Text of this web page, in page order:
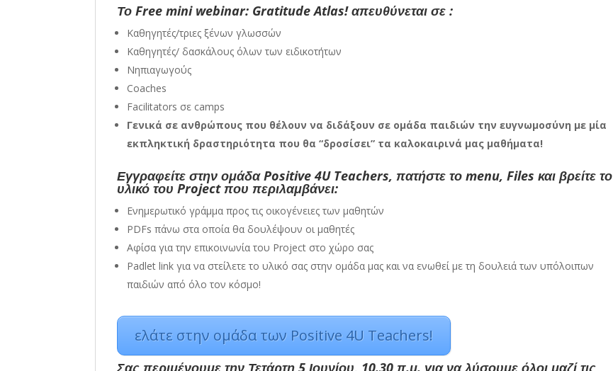
Το Free mini webinar: Gratitude Atlas! απευθύνεται σε :
Καθηγητές/τριες ξένων γλωσσών
Καθηγητές/ δασκάλους όλων των ειδικοτήτων
Νηπιαγωγούς
Coaches
Facilitators σε camps
Γενικά σε ανθρώπους που θέλουν να διδάξουν σε ομάδα παιδιών την ευγνωμοσύνη με μία
εκπληκτική δραστηριότητα που θα “δροσίσει” τα καλοκαιρινά μας μαθήματα!
Εγγραφείτε στην ομάδα Positive 4U Teachers, πατήστε το menu, Files και βρείτε το
υλικό του Project που περιλαμβάνει:
Ενημερωτικό γράμμα προς τις οικογένειες των μαθητών
PDFs πάνω στα οποία θα δουλέψουν οι μαθητές
Αφίσα για την επικοινωνία του Project στο χώρο σας
Padlet link για να στείλετε το υλικό σας στην ομάδα μας και να ενωθεί με τη δουλειά των υπόλοιπων
παιδιών από όλο τον κόσμο!
ελάτε στην ομάδα των Positive 4U Teachers!
Σας περιμένουμε την Τετάρτη 5 Ιουνίου, 10.30 π.μ. για να λύσουμε όλοι μαζί τις